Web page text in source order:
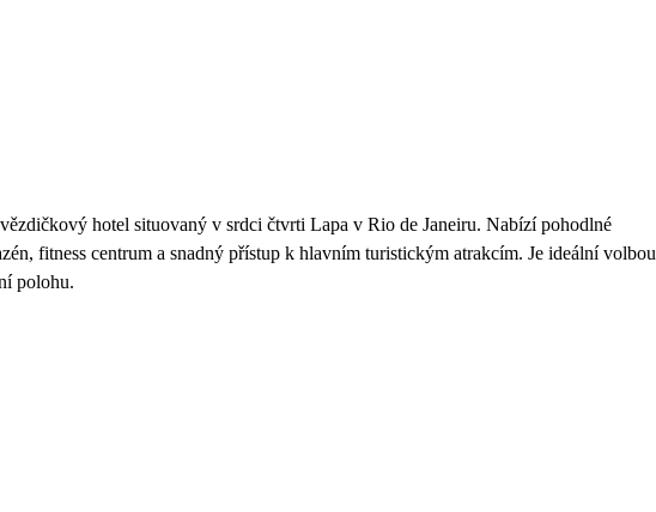
hotel situovaný v srdci čtvrti Lapa v Rio de Janeiru. Nabízí pohodlné
fitness centrum a snadný přístup k hlavním turistickým atrakcím. Je ideální volbou
polohu.